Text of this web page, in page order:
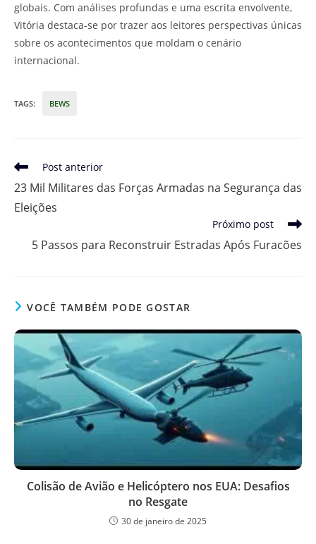
globais. Com análises profundas e uma escrita envolvente,
Vitória destaca-se por trazer aos leitores perspectivas únicas
sobre os acontecimentos que moldam o cenário
internacional.
TAGS: BEWS
Leia
artigos
Post anterior
23 Mil Militares das Forças Armadas na Segurança das
Eleições
Próximo post
5 Passos para Reconstruir Estradas Após Furacões
VOCÊ TAMBÉM PODE GOSTAR
Colisão de Avião e Helicóptero nos EUA: Desafios
no Resgate
30 de janeiro de 2025